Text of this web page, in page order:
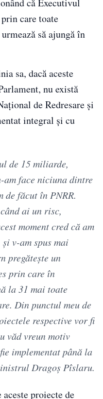
care toate
să ajungă în
sa, dacă aceste
nu există
de Redresare și
integral și cu
de 15 miliarde,
am face niciuna dintre
de făcut în PNRR.
ai un risc,
moment cred că am
v-am spus mai
pregăteşte un
prin care în
la 31 mai toate
Din punctul meu de
respective vor fi
văd vreun motiv
implementat până la
Dragoş Pîslaru.
proiecte de